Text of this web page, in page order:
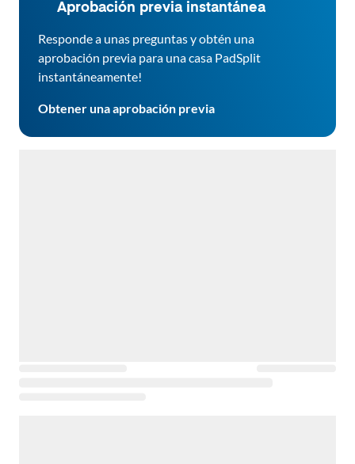
Aprobación previa instantánea
Responde a unas preguntas y obtén una
aprobación previa para una casa PadSplit
instantáneamente!
Obtener una aprobación previa